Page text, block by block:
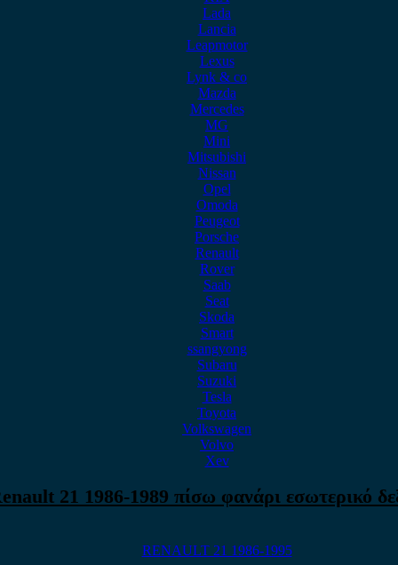
Lada
Lancia
Leapmotor
Lexus
Lynk & co
Mazda
Mercedes
MG
Mini
Mitsubishi
Nissan
Opel
Omoda
Peugeot
Porsche
Renault
Rover
Saab
Seat
Skoda
Smart
ssangyong
Subaru
Suzuki
Tesla
Toyota
Volkswagen
Volvo
Xev
21 1986-1989 πίσω φανάρι εσωτερικό
RENAULT 21 1986-1995